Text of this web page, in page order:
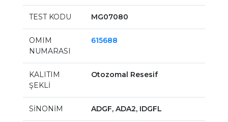
TEST KODU MG07080
OMIM
NUMARASI
615688
KALITIM
ŞEKLİ
Otozomal Resesif
SİNONİM ADGF, ADA2, IDGFL